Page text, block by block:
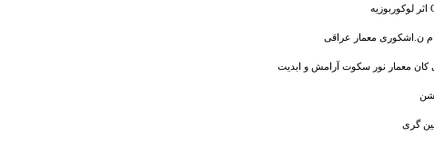
ن.اشکوری معمار عراقی
کان معمار نور سکوت آرامش و ابدیت
گری